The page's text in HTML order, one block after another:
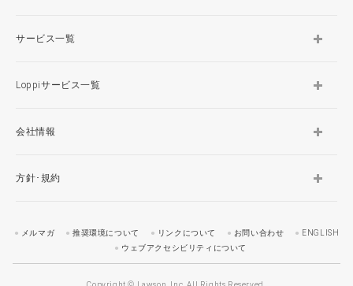
サービス一覧
Loppiサービス一覧
会社情報
方針･規約
メルマガ 推奨環境について リンクについて お問い合わせ
ENGLISH
ウェブアクセシビリティについて